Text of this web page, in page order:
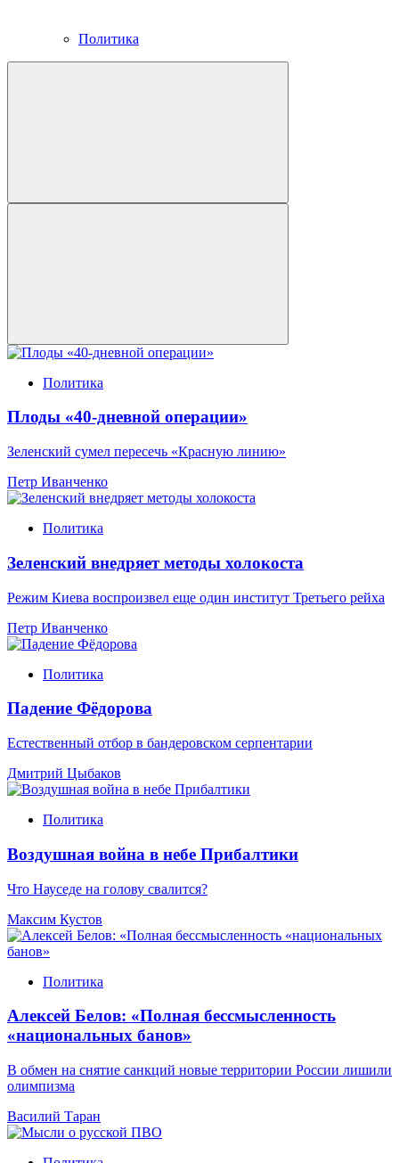
Политика
Политика
Плоды «40-дневной операции»
Зеленский сумел пересечь «Красную линию»
Петр Иванченко
Политика
Зеленский внедряет методы холокоста
Режим Киева воспроизвел еще один институт Третьего рейха
Петр Иванченко
Политика
Падение Фёдорова
Естественный отбор в бандеровском серпентарии
Дмитрий Цыбаков
Политика
Воздушная война в небе Прибалтики
Что Науседе на голову свалится?
Максим Кустов
Политика
Алексей Белов: «Полная бессмысленность
«национальных банов»
В обмен на снятие санкций новые территории России лишили
олимпизма
Василий Таран